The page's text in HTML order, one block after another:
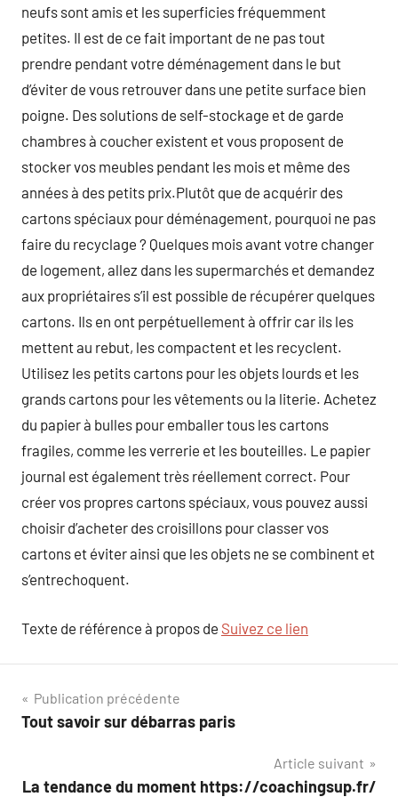
neufs sont amis et les superficies fréquemment
petites. Il est de ce fait important de ne pas tout
prendre pendant votre déménagement dans le but
d’éviter de vous retrouver dans une petite surface bien
poigne. Des solutions de self-stockage et de garde
chambres à coucher existent et vous proposent de
stocker vos meubles pendant les mois et même des
années à des petits prix.Plutôt que de acquérir des
cartons spéciaux pour déménagement, pourquoi ne pas
faire du recyclage ? Quelques mois avant votre changer
de logement, allez dans les supermarchés et demandez
aux propriétaires s’il est possible de récupérer quelques
cartons. Ils en ont perpétuellement à offrir car ils les
mettent au rebut, les compactent et les recyclent.
Utilisez les petits cartons pour les objets lourds et les
grands cartons pour les vêtements ou la literie. Achetez
du papier à bulles pour emballer tous les cartons
fragiles, comme les verrerie et les bouteilles. Le papier
journal est également très réellement correct. Pour
créer vos propres cartons spéciaux, vous pouvez aussi
choisir d’acheter des croisillons pour classer vos
cartons et éviter ainsi que les objets ne se combinent et
s’entrechoquent.
Texte de référence à propos de Suivez ce lien
Navigation
de
Publication précédente
Tout savoir sur débarras paris
Article suivant
La tendance du moment https://coachingsup.fr/